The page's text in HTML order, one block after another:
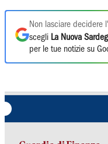
Non lasciare decidere
scegli La Nuova
per le tue notizie su